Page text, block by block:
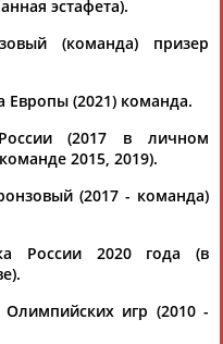
АБДРАХМАНОВ
эстафета).
(команда) призер
(2021) команда.
(2017 в личном
2015, 2019).
(2017 - команда)
России 2020 года (в
игр (2010 -